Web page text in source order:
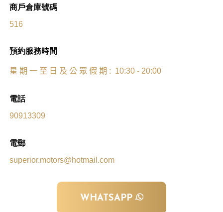
商戶倉庫號碼
516
預約服務時間
星 期 一 至 日 及 公 眾 假 期 : 10:30 - 20:00
電話
90913309
電郵
superior.motors@hotmail.com
WHATSAPP